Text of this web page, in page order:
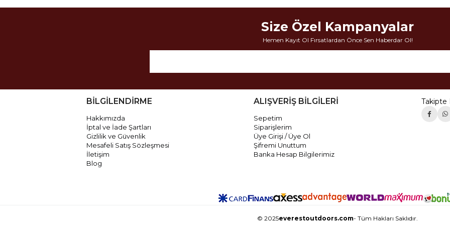
Size Özel Kampanyalar
Hemen Kayıt Ol Fırsatlardan Önce Sen Haberdar Ol!
BİLGİLENDİRME
Hakkımızda
İptal ve İade Şartları
Gizlilik ve Güvenlik
Mesafeli Satış Sözleşmesi
İletişim
Blog
ALIŞVERİŞ BİLGİLERİ
Sepetim
Siparişlerim
Üye Girişi / Üye Ol
Şifremi Unuttum
Banka Hesap Bilgilerimiz
Takipte
© 2025everestoutdoors.com- Tüm Hakları Saklıdır.